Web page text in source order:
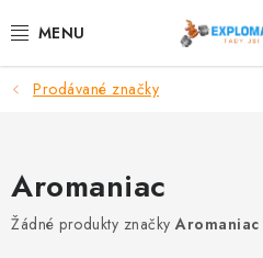
na
%AKCE
Prodávané značky
Aromaniac
Žádné produkty značkyAromaniac